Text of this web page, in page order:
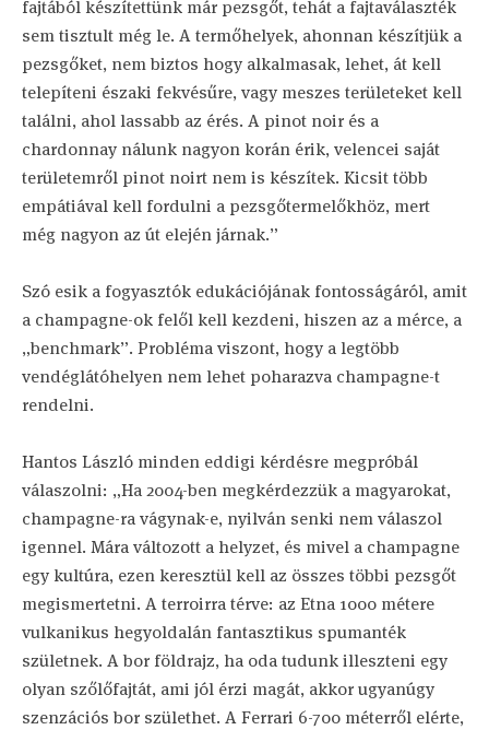
fajtából készítettünk már pezsgőt, tehát a fajtaválaszték
sem tisztult még le. A termőhelyek, ahonnan készítjük a
pezsgőket, nem biztos hogy alkalmasak, lehet, át kell
telepíteni északi fekvésűre, vagy meszes területeket kell
találni, ahol lassabb az érés. A pinot noir és a
chardonnay nálunk nagyon korán érik, velencei saját
területemről pinot noirt nem is készítek. Kicsit több
empátiával kell fordulni a pezsgőtermelőkhöz, mert
még nagyon az út elején járnak.”
Szó esik a fogyasztók edukációjának fontosságáról, amit
a champagne-ok felől kell kezdeni, hiszen az a mérce, a
„benchmark”. Probléma viszont, hogy a legtöbb
vendéglátóhelyen nem lehet poharazva champagne-t
rendelni.
Hantos László minden eddigi kérdésre megpróbál
válaszolni: „Ha 2004-ben megkérdezzük a magyarokat,
champagne-ra vágynak-e, nyilván senki nem válaszol
igennel. Mára változott a helyzet, és mivel a champagne
egy kultúra, ezen keresztül kell az összes többi pezsgőt
megismertetni. A terroirra térve: az Etna 1000 métere
vulkanikus hegyoldalán fantasztikus spumanték
születnek. A bor földrajz, ha oda tudunk illeszteni egy
olyan szőlőfajtát, ami jól érzi magát, akkor ugyanúgy
szenzációs bor születhet. A Ferrari 6-700 méterről elérte,